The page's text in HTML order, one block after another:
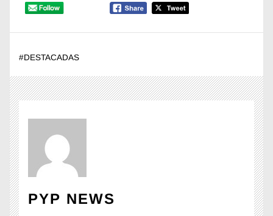
#DESTACADAS
PYP NEWS